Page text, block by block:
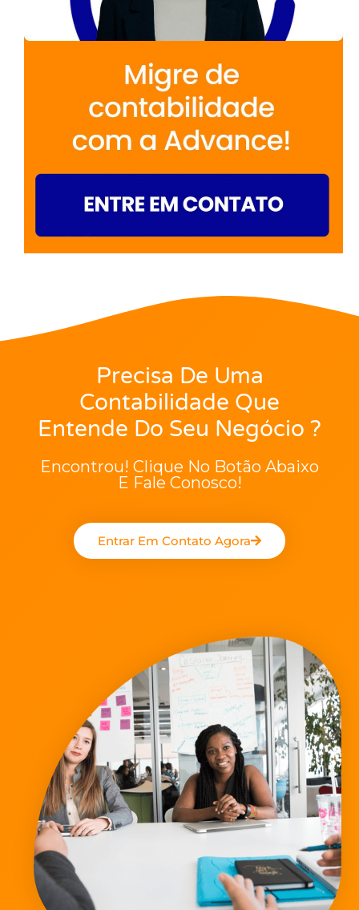
Precisa De Uma
Contabilidade Que
Entende Do Seu Negócio ?
Encontrou! Clique No Botão Abaixo
E Fale Conosco!
Entrar Em Contato Agora